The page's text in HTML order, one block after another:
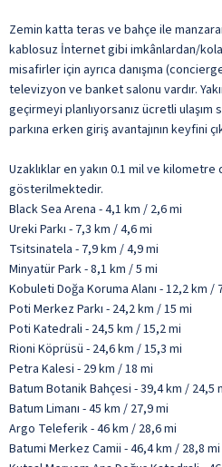
Zemin katta teras ve bahçe ile
kablosuz İnternet gibi imkânlardan/
misafirler için ayrıca danışma
televizyon ve banket salonu vardır.
geçirmeyi planlıyorsanız ücretli
parkına erken giriş avantajının keyfini
Uzaklıklar en yakın 0.1 mil ve
gösterilmektedir.
Black Sea Arena - 4,1 km / 2,6 mi
Ureki Parkı - 7,3 km / 4,6 mi
Tsitsinatela - 7,9 km / 4,9 mi
Minyatür Park - 8,1 km / 5 mi
Kobuleti Doğa Koruma Alanı - 12,2 km /
Poti Merkez Parkı - 24,2 km / 15 mi
Poti Katedrali - 24,5 km / 15,2 mi
Rioni Köprüsü - 24,6 km / 15,3 mi
Petra Kalesi - 29 km / 18 mi
Batum Botanik Bahçesi - 39,4 km / 24,5
Batum Limanı - 45 km / 27,9 mi
Argo Teleferik - 46 km / 28,6 mi
Batumi Merkez Camii - 46,4 km / 28,8 mi